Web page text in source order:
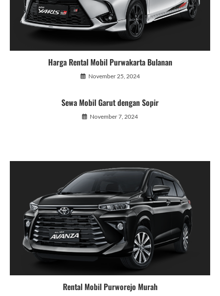
Harga Rental Mobil Purwakarta Bulanan
November 25, 2024
Sewa Mobil Garut dengan Sopir
November 7, 2024
Rental Mobil Purworejo Murah